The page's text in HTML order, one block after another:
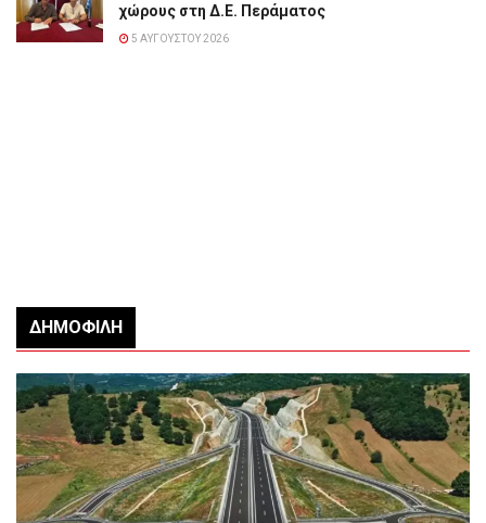
χώρους στη Δ.Ε. Περάματος
5 ΑΥΓΟΎΣΤΟΥ 2026
ΔΗΜΟΦΙΛΉ